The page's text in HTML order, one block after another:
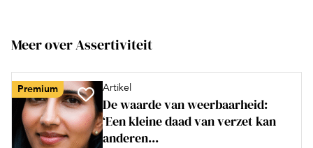
Meer over Assertiviteit
Premium Artikel
De waarde van weerbaarheid:
‘Een kleine daad van verzet kan
anderen...